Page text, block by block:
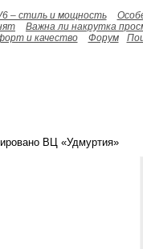
– стиль и мощность
Важна ли накрутка
и качество
Форум
ВЦ «Удмуртия»